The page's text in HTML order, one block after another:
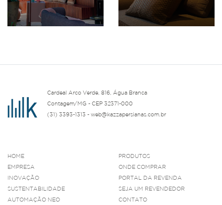
Cardeal Arco Verde, 816, Água Branca
Contagem/MG - CEP 32371-000
(31) 3393-1313 - web@kazzapersianas.com.br
HOME
EMPRESA
INOVAÇÃO
SUSTENTABILIDADE
AUTOMAÇÃO NEO
PRODUTOS
ONDE COMPRAR
PORTAL DA REVENDA
SEJA UM REVENDEDOR
CONTATO